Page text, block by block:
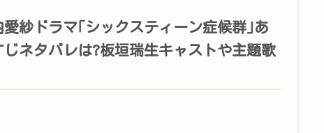
愛紗ドラマ｢シックスティーン症候群｣あ
じネタバレは?板垣瑞生キャストや主題歌